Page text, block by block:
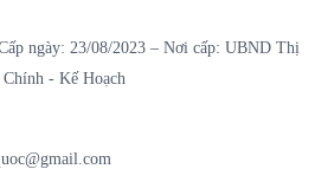
ngày: 23/08/2023 – Nơi cấp: UBND Thị
- Kế Hoạch